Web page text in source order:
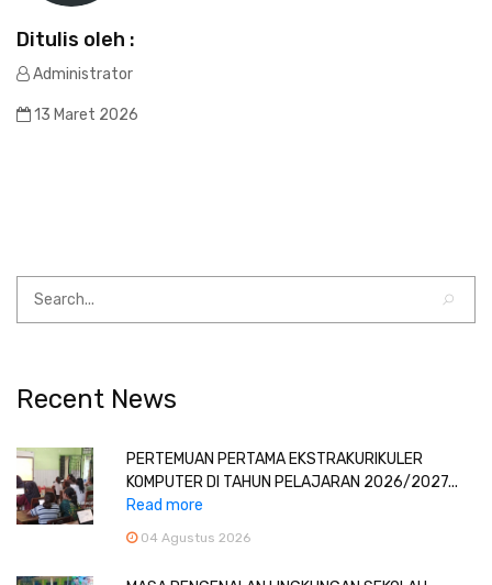
Ditulis oleh :
Administrator
13 Maret 2026
Recent News
PERTEMUAN PERTAMA EKSTRAKURIKULER
KOMPUTER DI TAHUN PELAJARAN 2026/2027...
Read more
04 Agustus 2026